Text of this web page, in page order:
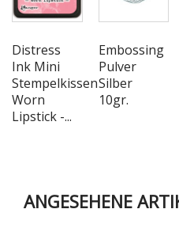
Distress
Ink Mini
Stempelkissen
Worn
Lipstick -...
Embossing
Pulver
Silber
10gr.
ANGESEHENE